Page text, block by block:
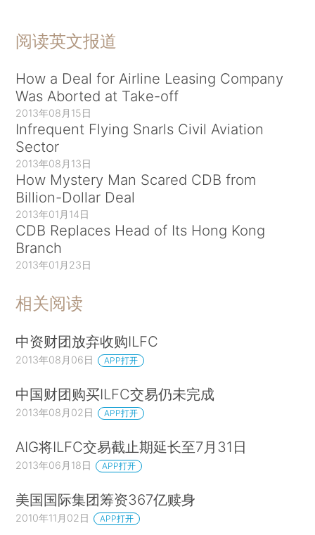
阅读英文报道
How a Deal for Airline Leasing Company
Was Aborted at Take-off
2013年08月15日
Infrequent Flying Snarls Civil Aviation
Sector
2013年08月13日
How Mystery Man Scared CDB from
Billion-Dollar Deal
2013年01月14日
CDB Replaces Head of Its Hong Kong
Branch
2013年01月23日
相关阅读
中资财团放弃收购ILFC
2013年08月06日 APP打开
中国财团购买ILFC交易仍未完成
2013年08月02日 APP打开
AIG将ILFC交易截止期延长至7月31日
2013年06月18日 APP打开
美国国际集团筹资367亿赎身
2010年11月02日 APP打开